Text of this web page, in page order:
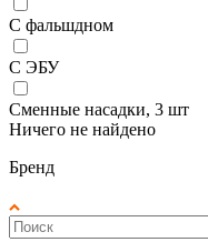
С фальшдном
С ЭБУ
Сменные насадки, 3 шт
Ничего не найдено
Бренд